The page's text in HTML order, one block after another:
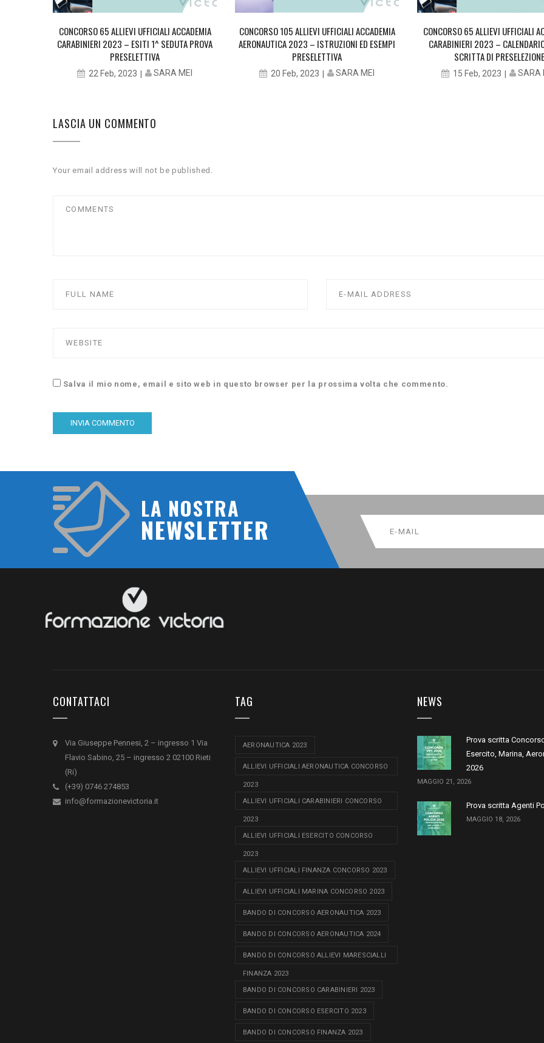
CONCORSO 65 ALLIEVI UFFICIALI ACCADEMIA
CARABINIERI 2023 – ESITI 1^ SEDUTA PROVA
PRESELETTIVA
22 Feb, 2023 SARA MEI
CONCORSO 105 ALLIEVI UFFICIALI ACCADEMIA
AERONAUTICA 2023 – ISTRUZIONI ED ESEMPI
PRESELETTIVA
20 Feb, 2023 SARA MEI
CONCORSO 65 ALLIEVI UFFICIALI
CARABINIERI 2023 –
SCRITTA DI PRESELEZIONE
15 Feb, 2023 SARA
LASCIA UN COMMENTO
Your email address will not be published.
Salva il mio nome, email e sito web in questo browser per la prossima volta che commento.
LA NOSTRA
NEWSLETTER
CONTATTACI
Via Giuseppe Pennesi, 2 – ingresso 1 Via
Flavio Sabino, 25 – ingresso 2 02100 Rieti
(Ri)
(+39) 0746 274853
info@formazionevictoria.it
TAG
AERONAUTICA 2023
ALLIEVI UFFICIALI AERONAUTICA CONCORSO
2023
ALLIEVI UFFICIALI CARABINIERI CONCORSO
2023
ALLIEVI UFFICIALI ESERCITO CONCORSO
2023
ALLIEVI UFFICIALI FINANZA CONCORSO 2023
ALLIEVI UFFICIALI MARINA CONCORSO 2023
BANDO DI CONCORSO AERONAUTICA 2023
BANDO DI CONCORSO AERONAUTICA 2024
BANDO DI CONCORSO ALLIEVI MARESCIALLI
FINANZA 2023
BANDO DI CONCORSO CARABINIERI 2023
BANDO DI CONCORSO ESERCITO 2023
BANDO DI CONCORSO FINANZA 2023
NEWS
Prova scritta
Esercito, Marina,
2026
MAGGIO 21, 2026
Prova scritta Agenti
MAGGIO 18, 2026